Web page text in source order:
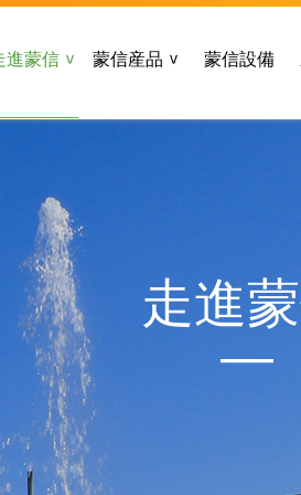
進蒙信 蒙信産品 蒙信設備
走進